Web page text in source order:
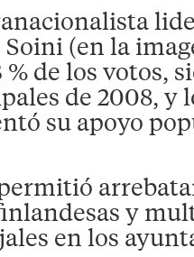
(en la
de los votos,
de 2008, y
su apoyo
y
en los